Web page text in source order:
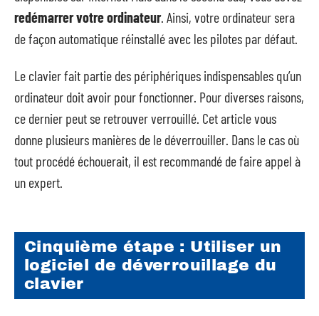
redémarrer votre ordinateur. Ainsi, votre ordinateur sera
de façon automatique réinstallé avec les pilotes par défaut.
Le clavier fait partie des périphériques indispensables qu’un
ordinateur doit avoir pour fonctionner. Pour diverses raisons,
ce dernier peut se retrouver verrouillé. Cet article vous
donne plusieurs manières de le déverrouiller. Dans le cas où
tout procédé échouerait, il est recommandé de faire appel à
un expert.
Cinquième étape : Utiliser un
logiciel de déverrouillage du
clavier